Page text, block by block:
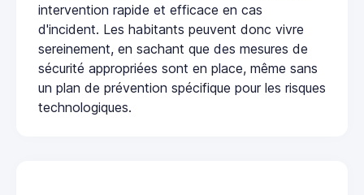
intervention rapide et efficace en cas
d'incident. Les habitants peuvent donc vivre
sereinement, en sachant que des mesures de
sécurité appropriées sont en place, même sans
un plan de prévention spécifique pour les risques
technologiques.